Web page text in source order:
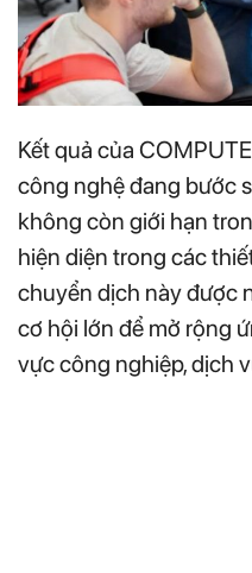
Kết quả của
công nghệ đang bước
không còn giới hạn
hiện diện trong các
chuyển dịch này được
cơ hội lớn để mở rộng
vực công nghiệp, dịch